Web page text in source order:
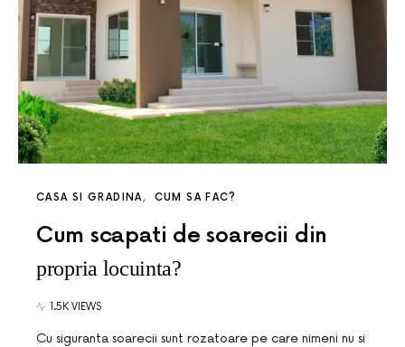
CASA SI GRADINA CUM SA FAC?
Cum scapati de soarecii din
propria locuinta?
1.5K VIEWS
Cu siguranta soarecii sunt rozatoare pe care nimeni nu si